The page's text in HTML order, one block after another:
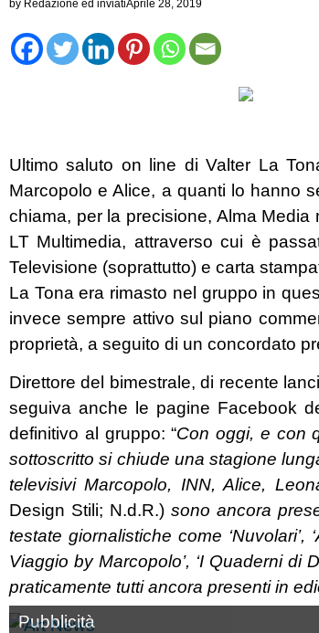
by Redazione ed inviatiAprile 28, 2019
Ultimo saluto on line di Valter La
Marcopolo e Alice, a quanti lo hanno
chiama, per la precisione, Alma
LT Multimedia, attraverso cui è
Televisione (soprattutto) e carta
La Tona era rimasto nel gruppo in
invece sempre attivo sul piano
proprietà, a seguito di un concordato
Direttore del bimestrale, di recente
seguiva anche le pagine Facebook
definitivo al gruppo: “Con oggi, e con
sottoscritto si chiude una stagione
televisivi Marcopolo, INN, Alice,
Design Stili; N.d.R.) sono ancora
testate giornalistiche come ‘Nuvolari’,
Viaggio by Marcopolo’, ‘I Quaderni di
praticamente tutti ancora presenti in
Pubblicità